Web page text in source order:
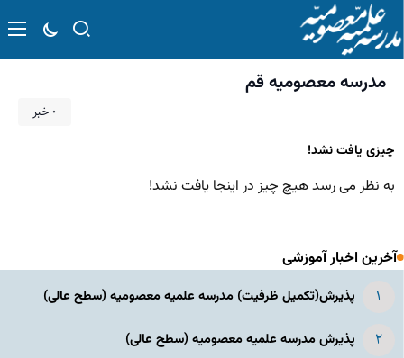
مدرسه معصومیه قم
۰ خبر
چیزی یافت نشد!
به نظر می رسد هیچ چیز در اینجا یافت نشد!
آخرین اخبار آموزشی
پذیرش(تکمیل ظرفیت) مدرسه علمیه معصومیه‌ (سطح عالی)
پذیرش مدرسه علمیه معصومیه‌ (سطح عالی)